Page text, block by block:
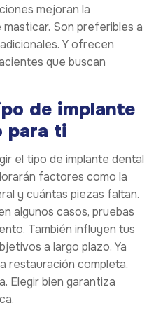
mejoran la
Son preferibles a
Y ofrecen
que buscan
de implante
para ti
el tipo de implante dental
factores como la
y cuántas piezas faltan.
algunos casos, pruebas
También influyen tus
a largo plazo. Ya
restauración completa,
Elegir bien garantiza